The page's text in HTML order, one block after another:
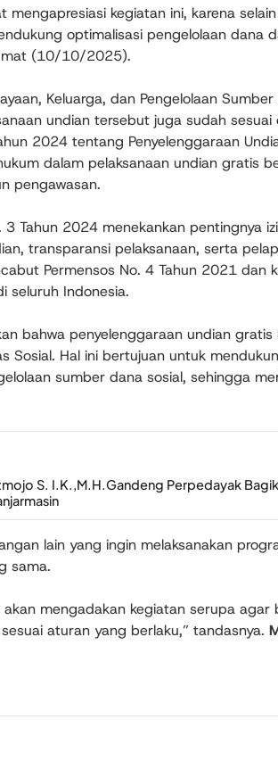
mengapresiasi kegiatan ini, karena
optimalisasi pengelolaan dana
(10/10/2025).
Keluarga, dan Pengelolaan Sumber
undian tersebut juga sudah
2024 tentang Penyelenggaraan
dalam pelaksanaan undian gratis
pengawasan.
3 Tahun 2024 menekankan pentingnya
transparansi pelaksanaan, serta
Permensos No. 4 Tahun 2021 dan
seluruh Indonesia.
bahwa penyelenggaraan undian
Sosial. Hal ini bertujuan untuk
sumber dana sosial, sehingga
S. I.K.,M.H.Gandeng Perpedayak
lain yang ingin melaksanakan
sama.
akan mengadakan kegiatan serupa
aturan yang berlaku,” tandasnya.